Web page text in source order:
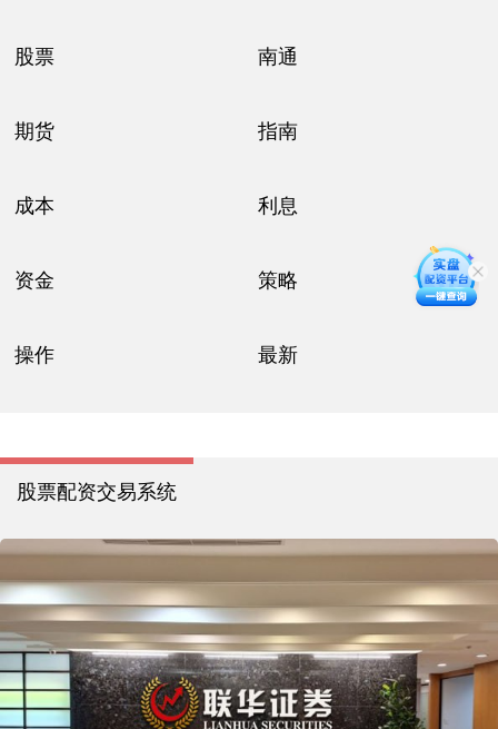
股票 南通
期货 指南
成本 利息
资金 策略
操作 最新
股票配资交易系统